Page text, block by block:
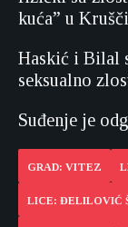
kuća” u
Haskić i Bilal
seksualno
Suđenje je
GRAD: VITEZ
LICE: ĐELILOVIĆ